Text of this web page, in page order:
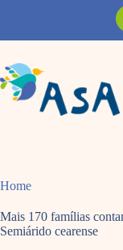
Home
Mais 170 famílias
Semiárido cearense